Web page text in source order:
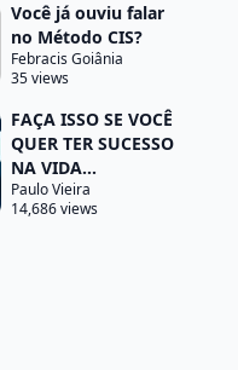
Você já ouviu falar
no Método CIS?
Febracis Goiânia
35 views
FAÇA ISSO SE VOCÊ
QUER TER SUCESSO
NA VIDA...
Paulo Vieira
14,686 views